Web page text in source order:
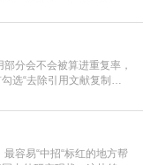
稿前必做的一步。为什么
人觉得，我就用AI搭了个
选“去除引用文献复制
应，著录项符合GB/T
用半角）；查重系统识别